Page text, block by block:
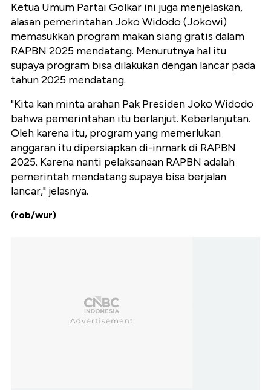
Ketua Umum Partai Golkar ini juga menjelaskan,
alasan pemerintahan Joko Widodo (Jokowi)
memasukkan program makan siang gratis dalam
RAPBN 2025 mendatang. Menurutnya hal itu
supaya program bisa dilakukan dengan lancar pada
tahun 2025 mendatang.
"Kita kan minta arahan Pak Presiden Joko Widodo
bahwa pemerintahan itu berlanjut. Keberlanjutan.
Oleh karena itu, program yang memerlukan
anggaran itu dipersiapkan di-inmark di RAPBN
2025. Karena nanti pelaksanaan RAPBN adalah
pemerintah mendatang supaya bisa berjalan
lancar," jelasnya.
(rob/wur)